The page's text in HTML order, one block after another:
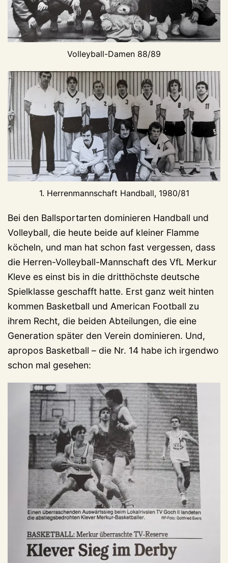
Volleyball-Damen 88/89
1. Herrenmannschaft Handball, 1980/81
Bei den Ballsportarten dominieren Handball und
Volleyball, die heute beide auf kleiner Flamme
köcheln, und man hat schon fast vergessen, dass
die Herren-Volleyball-Mannschaft des VfL Merkur
Kleve es einst bis in die dritthöchste deutsche
Spielklasse geschafft hatte. Erst ganz weit hinten
kommen Basketball und American Football zu
ihrem Recht, die beiden Abteilungen, die eine
Generation später den Verein dominieren. Und,
apropos Basketball – die Nr. 14 habe ich irgendwo
schon mal gesehen: